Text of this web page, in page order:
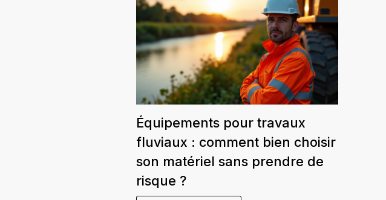
Équipements pour travaux
fluviaux : comment bien choisir
son matériel sans prendre de
risque ?